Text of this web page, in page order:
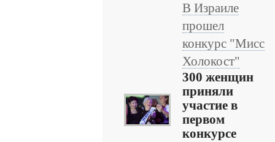
В Израиле
прошел
конкурс "Мисс
Холокост"
300 женщин
приняли
участие в
первом
конкурсе